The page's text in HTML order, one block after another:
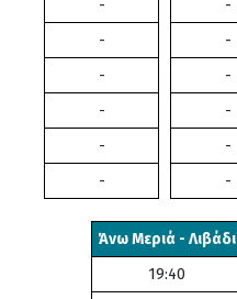
-
-
-
-
-
-
-
-
-
-
-
-
Άνω Μεριά - Λιβάδι
19:40